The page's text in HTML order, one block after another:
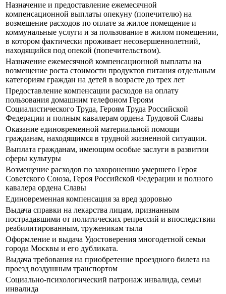
Назначение и предоставление ежемесячной
компенсационной выплаты опекуну (попечителю) на
возмещение расходов по оплате за жилое помещение и
коммунальные услуги и за пользование в жилом помещении,
в котором фактически проживает несовершеннолетний,
находящийся под опекой (попечительством).
Назначение ежемесячной компенсационной выплаты на
возмещение роста стоимости продуктов питания отдельным
категориям граждан на детей в возрасте до трех лет
Предоставление компенсации расходов на оплату
пользования домашним телефоном Героям
Социалистического Труда, Героям Труда Российской
Федерации и полным кавалерам ордена Трудовой Славы
Оказание единовременной материальной помощи
гражданам, находящимся в трудной жизненной ситуации.
Выплата гражданам, имеющим особые заслуги в развитии
сферы культуры
Возмещение расходов по захоронению умершего Героя
Советского Союза, Героя Российской Федерации и полного
кавалера ордена Славы
Единовременная компенсация за вред здоровью
Выдача справки на лекарства лицам, признанным
пострадавшими от политических репрессий и впоследствии
реабилитированным, труженикам тыла
Оформление и выдача Удостоверения многодетной семьи
города Москвы и его дубликата.
Выдача требования на приобретение проездного билета на
проезд воздушным транспортом
Социально-психологический патронаж инвалида, семьи
инвалида